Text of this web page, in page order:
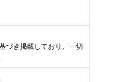
づき掲載しており、一切